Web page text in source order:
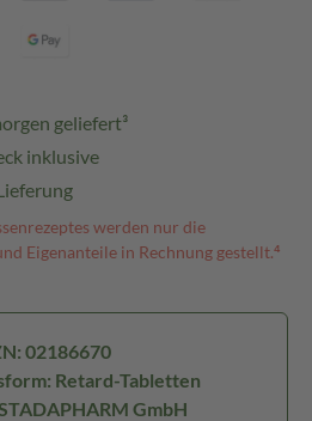
geliefert³
inklusive
werden nur die
Eigenanteile in Rechnung gestellt.⁴
02186670
Retard-Tabletten
GmbH